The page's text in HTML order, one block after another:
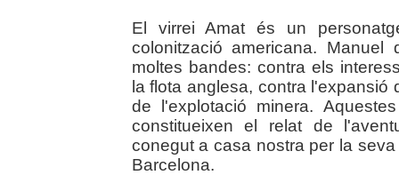
El virrei Amat és un
colonització americana.
moltes bandes: contra els
la flota anglesa, contra
de l'explotació minera.
constitueixen el relat de
conegut a casa nostra per la
Barcelona.